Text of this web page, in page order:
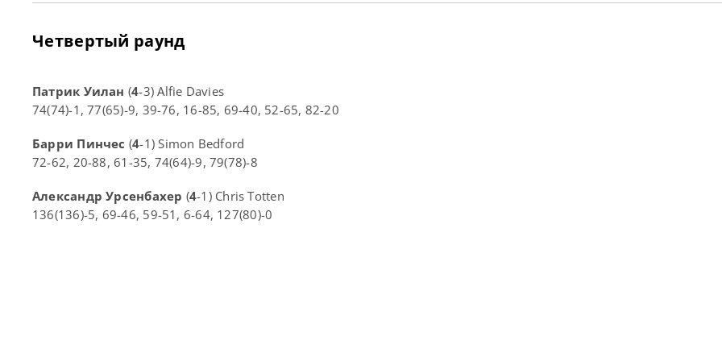
Четвертый раунд
Патрик Уилан (4-3) Alfie Davies
74(74)-1, 77(65)-9, 39-76, 16-85, 69-40, 52-65, 82-20
Барри Пинчес (4-1) Simon Bedford
72-62, 20-88, 61-35, 74(64)-9, 79(78)-8
Александр Урсенбахер (4-1) Chris Totten
136(136)-5, 69-46, 59-51, 6-64, 127(80)-0